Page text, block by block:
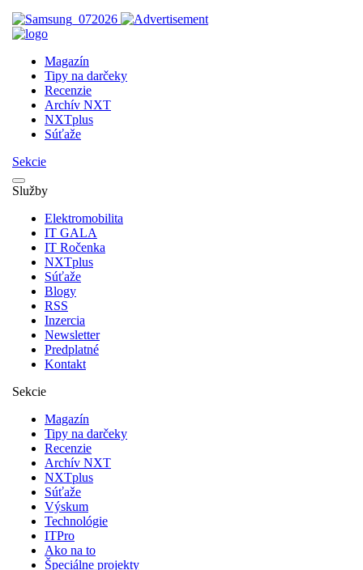
Magazín
Tipy na darčeky
Recenzie
Archív NXT
NXTplus
Súťaže
Sekcie
Služby
Elektromobilita
IT GALA
IT Ročenka
NXTplus
Súťaže
Blogy
RSS
Inzercia
Newsletter
Predplatné
Kontakt
Sekcie
Magazín
Tipy na darčeky
Recenzie
Archív NXT
NXTplus
Súťaže
Výskum
Technológie
ITPro
Ako na to
Špeciálne projekty